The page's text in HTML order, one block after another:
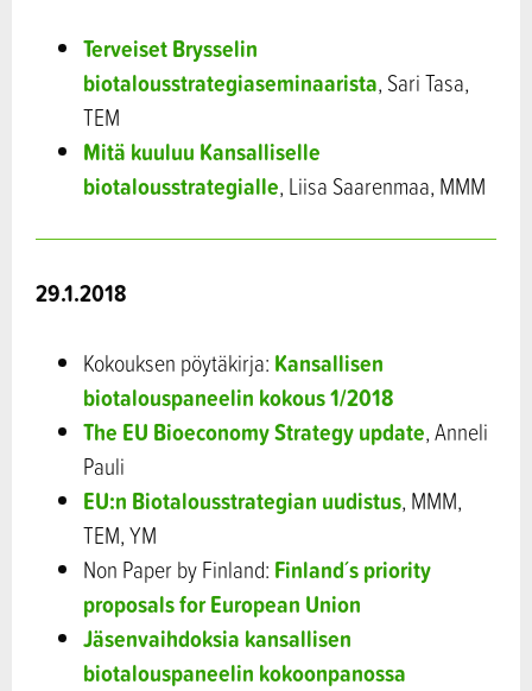
Terveiset Brysselin
biotalousstrategiaseminaarista, Sari Tasa,
TEM
Mitä kuuluu Kansalliselle
biotalousstrategialle, Liisa Saarenmaa, MMM
29.1.2018
Kokouksen pöytäkirja: Kansallisen
biotalouspaneelin kokous 1/2018
The EU Bioeconomy Strategy update, Anneli
Pauli
EU:n Biotalousstrategian uudistus, MMM,
TEM, YM
Non Paper by Finland: Finland´s priority
proposals for European Union
Jäsenvaihdoksia kansallisen
biotalouspaneelin kokoonpanossa